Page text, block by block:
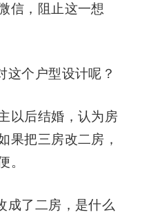
信，阻止这一想
这个户型设计呢？
以后结婚，认为房
果把三房改二房，
。
成了二房，是什么